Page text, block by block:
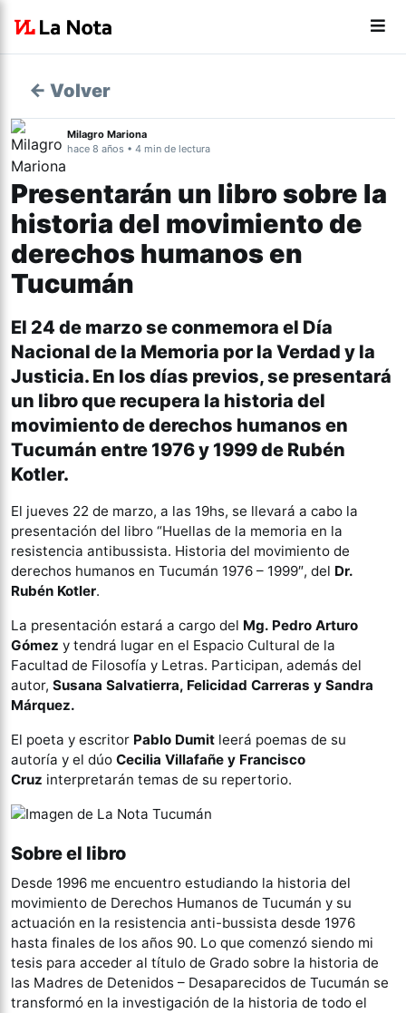
← Volver
Milagro Mariona
hace 8 años • 4 min de lectura
Presentarán un libro sobre la
historia del movimiento de
derechos humanos en
Tucumán
El 24 de marzo se conmemora el Día
Nacional de la Memoria por la Verdad y la
Justicia. En los días previos, se presentará
un libro que recupera la historia del
movimiento de derechos humanos en
Tucumán entre 1976 y 1999 de Rubén
Kotler.
El jueves 22 de marzo, a las 19hs, se llevará a cabo la
presentación del libro “Huellas de la memoria en la
resistencia antibussista. Historia del movimiento de
derechos humanos en Tucumán 1976 – 1999″, del Dr.
Rubén Kotler.
La presentación estará a cargo del Mg. Pedro Arturo
Gómez y tendrá lugar en el Espacio Cultural de la
Facultad de Filosofía y Letras. Participan, además del
autor, Susana Salvatierra, Felicidad Carreras y Sandra
Márquez.
El poeta y escritor Pablo Dumit leerá poemas de su
autoría y el dúo Cecilia Villafañe y Francisco
Cruz interpretarán temas de su repertorio.
Sobre el libro
Desde 1996 me encuentro estudiando la historia del
movimiento de Derechos Humanos de Tucumán y su
actuación en la resistencia anti-bussista desde 1976
hasta finales de los años 90. Lo que comenzó siendo mi
tesis para acceder al título de Grado sobre la historia de
las Madres de Detenidos – Desaparecidos de Tucumán se
transformó en la investigación de la historia de todo el